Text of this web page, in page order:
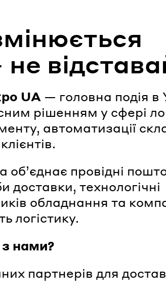
UA — головна подія в
рішенням у сфері
автоматизації
об’єднає провідні
доставки, технологічні
обладнання та
логістику.
нами?
партнерів для